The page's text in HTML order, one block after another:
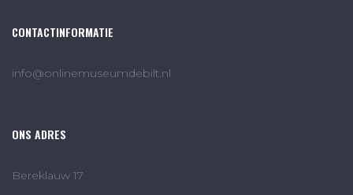
CONTACTINFORMATIE
info@onlinemuseumdebilt.nl
ONS ADRES
Bereklauw 17